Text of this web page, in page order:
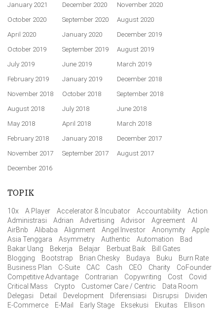
January 2021
December 2020
November 2020
October 2020
September 2020
August 2020
April 2020
January 2020
December 2019
October 2019
September 2019
August 2019
July 2019
June 2019
March 2019
February 2019
January 2019
December 2018
November 2018
October 2018
September 2018
August 2018
July 2018
June 2018
May 2018
April 2018
March 2018
February 2018
January 2018
December 2017
November 2017
September 2017
August 2017
December 2016
TOPIK
10x A Player Accelerator & Incubator Accountability
Action
Administrasi
Adrian Advertising Advisor Agreement
AI
AirBnb
Alibaba Alignment Angel Investor Anonymity
Apple
Asia Tenggara
Asymmetry Authentic Automation
Bad
Bakar Uang
Bekerja Belajar Berbuat Baik
Bill Gates
Blogging
Bootstrap Brian Chesky Budaya Buku
Burn Rate
Business Plan
C-Suite CAC Cash CEO Charity
CoFounder
Competitive Advantage
Contrarian Copywriting Cost
Covid
Critical Mass
Crypto Customer Care / Centric
Data Room
Delegasi
Detail Development Diferensiasi Disrupsi
Dividen
E-Commerce
E-Mail Early Stage Eksekusi Ekuitas
Ellison